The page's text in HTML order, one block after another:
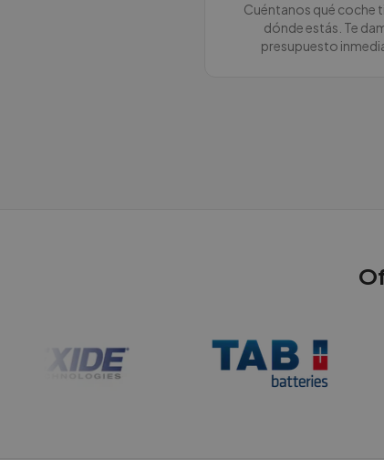
Cuéntanos qué coche
dónde estás. Te
presupuesto